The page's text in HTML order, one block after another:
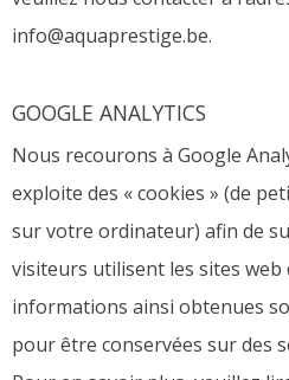
info@aquaprestige.be.
GOOGLE ANALYTICS
Nous recourons à Google
exploite des « cookies » (de
sur votre ordinateur) afin de
visiteurs utilisent les sites web
informations ainsi obtenues
pour être conservées sur des